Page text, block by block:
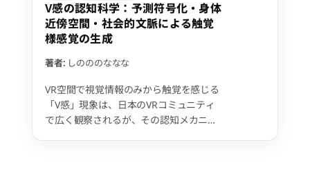
V感の認知科学：予測符号化・身体
近傍空間・社会的文脈による触覚
様感覚の生成
著者: しのののななな
VR空間で視覚情報のみから触覚を感じる
「V感」現象は、日本のVRコミュニティ
で広く観察されるが、その認知メカニズ